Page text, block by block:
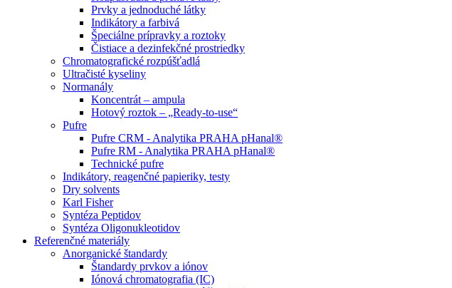
Prvky a jednoduché látky
Indikátory a farbivá
Špeciálne prípravky a roztoky
Čistiace a dezinfekčné prostriedky
Chromatografické rozpúšťadlá
Ultračisté kyseliny
Normanály
Koncentrát – ampula
Hotový roztok – „Ready-to-use“
Pufre
Pufre CRM - Analytika PRAHA pHanal®
Pufre RM - Analytika PRAHA pHanal®
Technické pufre
Indikátory, reagenčné papieriky, testy
Dry solvents
Karl Fisher
Syntéza Peptidov
Syntéza Oligonukleotidov
Referenčné materiály
Anorganické štandardy
Štandardy prvkov a iónov
Iónová chromatografia (IC)